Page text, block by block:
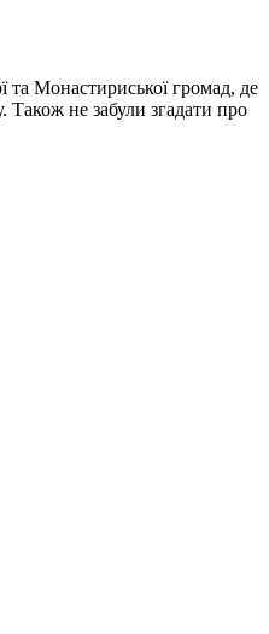
та Монастириської громад, де
не забули згадати про